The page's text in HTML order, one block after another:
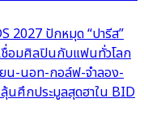
2027 ปักหมุด “ปารีส”
ชื่อมศิลปินกับแฟนทั่วโลก
ยน-นอท-กอล์ฟ-จำลอง-
นศึกประมูลสุดฮาใน BID